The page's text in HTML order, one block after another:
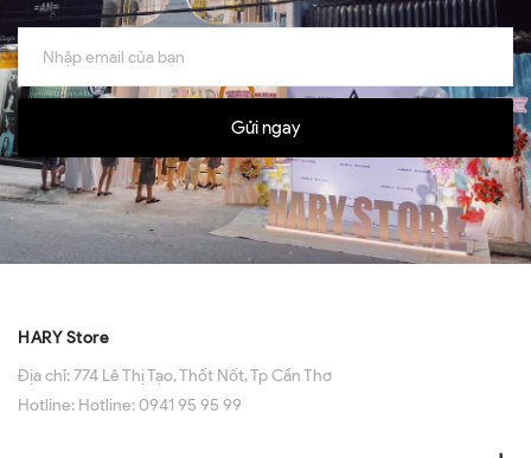
Gửi ngay
HARY Store
Địa chỉ:774 Lê Thị Tạo, Thốt Nốt, Tp Cần Thơ
Hotline: Hotline: 0941 95 95 99